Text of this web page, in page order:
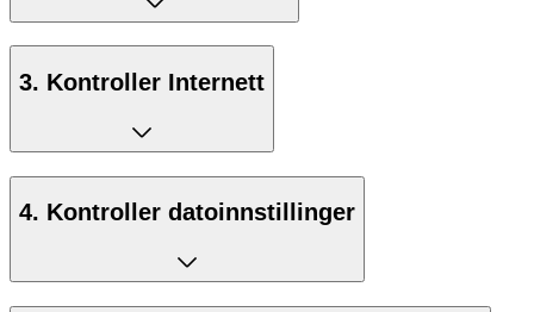
3. Kontroller Internett
4. Kontroller datoinnstillinger